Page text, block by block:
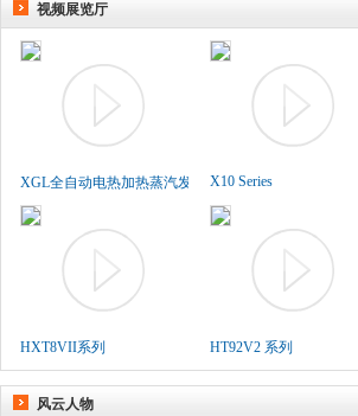
视频展览厅
XGL全自动电热加热蒸汽发生..X10 Series
HXT8VII系列 HT92V2 系列
风云人物